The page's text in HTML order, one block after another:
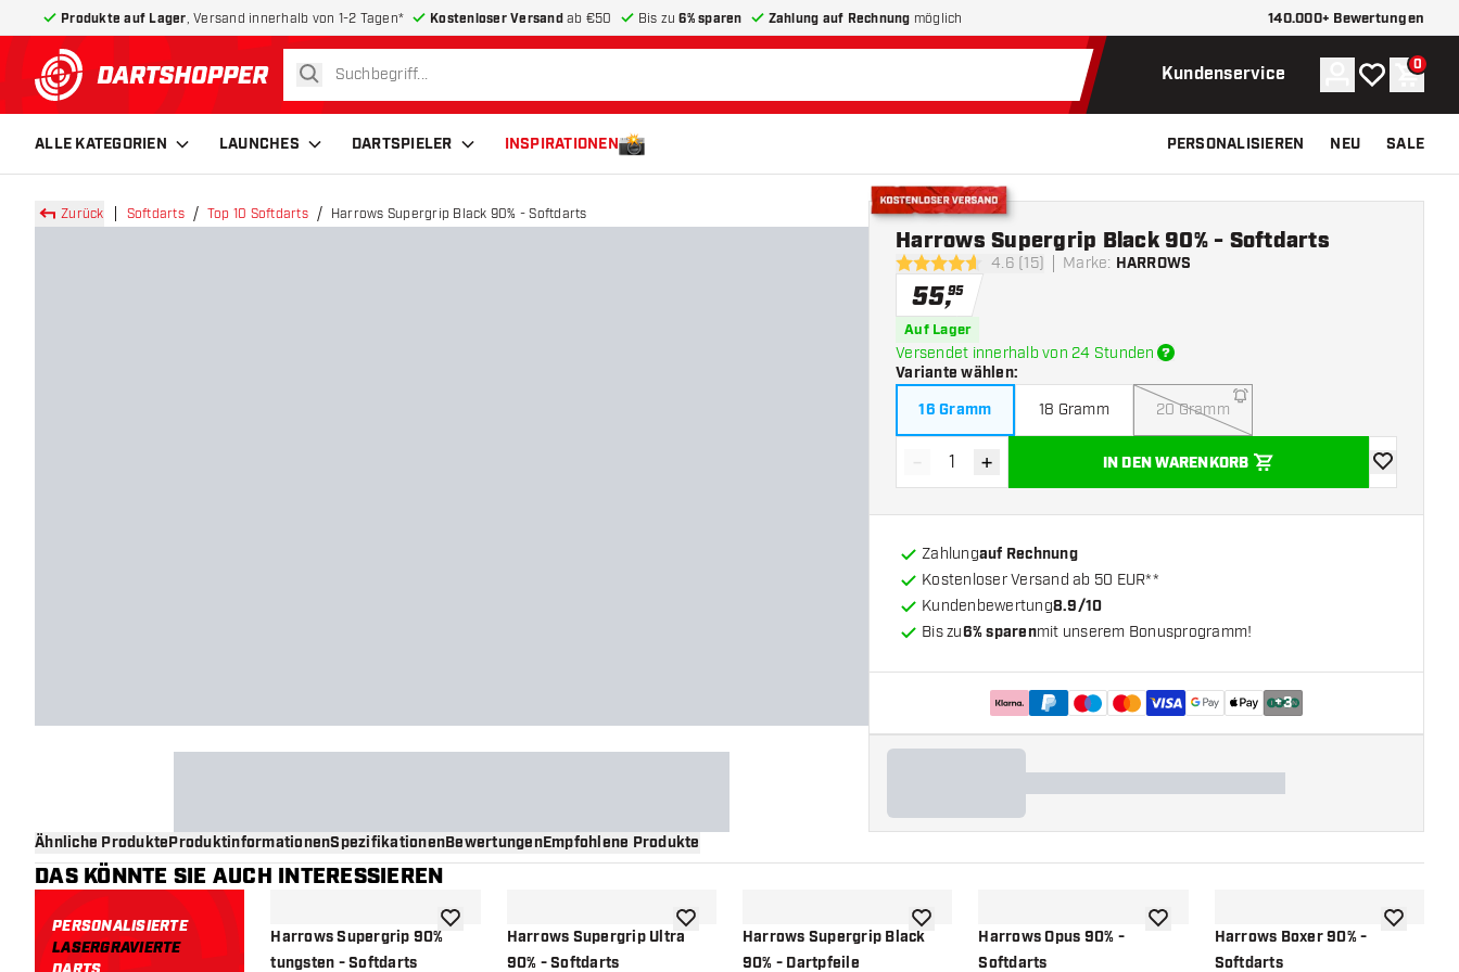
Produkte auf Lager , Versand innerhalb von 1-2 Tagen* Kostenloser Versandab €50 Bis zu6% sparen Zahlung auf Rechnung möglich 140.000+ Bewertungen
zurück zur Startseite
suchen Kundenservice Konto
Meine 0
ALLE KATEGORIEN LAUNCHES DARTSPIELER INSPIRATIONEN PERSONALISIEREN NEU SALE
Zurück Softdarts Top 10 Softdarts Harrows Supergrip Black 90% - Softdarts
Kostenloser Versand
4.6 Bewertungssterne
4.6 (15) Marke: HARROWS
Harrows Supergrip Black 90% - Softdarts
55,95
Auf Lager
Versendet innerhalb von 24 Stunden
Variante wählen:
16 Gramm
18 Gramm 20 Gramm
Menge verringern
- Menge erhöhen
+ IN DEN WARENKORB
Zur
Zahlungauf Rechnung
Kostenloser Versand ab 50 EUR**
Kundenbewertung8.9/10
Bis zu6% sparenmit unserem Bonusprogramm!
+3
Ähnliche ProdukteProduktinformationenSpezifikationenBewertungenEmpfohlene Produkte
DAS KÖNNTE SIE AUCH INTERESSIEREN
PERSONALISIERTE
LASERGRAVIERTE
Harrows Supergrip 90%
tungsten - Softdarts
Zur Wunschliste hinzufügen
Harrows Supergrip Ultra
90% - Softdarts
Zur Wunschliste hinzufügen
Harrows Supergrip Black
90% - Dartpfeile
Zur Wunschliste hinzufügen
Harrows Opus 90% -
Softdarts
Zur Wunschliste hinzufügen
Harrows Boxer 90% -
Softdarts
Zur